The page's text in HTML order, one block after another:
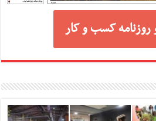
روزنامه کسب و کار